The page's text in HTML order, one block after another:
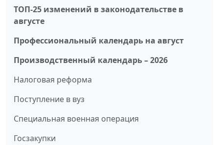
ТОП-25 изменений в законодательстве в
августе
Профессиональный календарь на август
Производственный календарь – 2026
Налоговая реформа
Поступление в вуз
Специальная военная операция
Госзакупки